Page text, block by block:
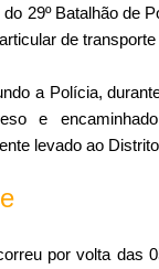
29º Batalhão de
de
a Polícia,
e
levado ao
por volta das